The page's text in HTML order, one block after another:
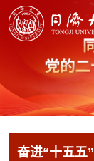
奋进“十五五”